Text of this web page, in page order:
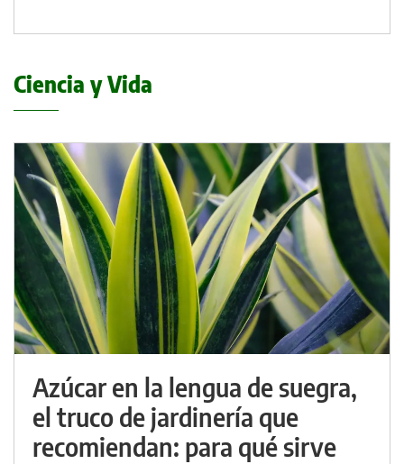
Ciencia y Vida
Azúcar en la lengua de suegra,
el truco de jardinería que
recomiendan: para qué sirve